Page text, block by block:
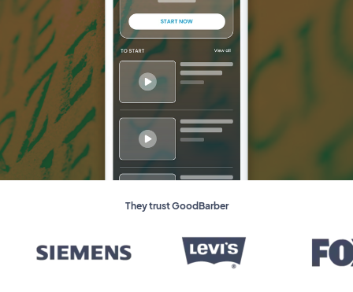
They trust GoodBarber